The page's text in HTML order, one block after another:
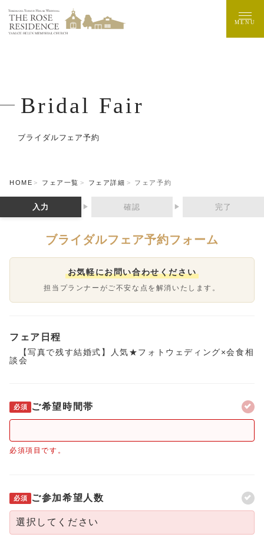
Bridal Fair
ブライダルフェア予約
MENU
HOME フェア一覧 フェア詳細 フェア予約
入力 ▶ 確認 ▶ 完了
ブライダルフェア予約フォーム
お気軽にお問い合わせください
担当プランナーがご不安な点を解消いたします。
フェア日程
【写真で残す結婚式】人気★フォトウェディング×会食相
談会
必須 ご希望時間帯
必須項目です。
必須 ご参加希望人数